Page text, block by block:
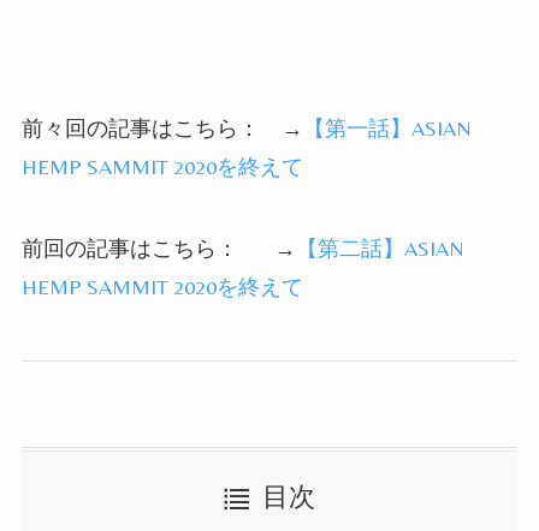
前々回の記事はこちら： → 【第一話】 ASIAN
HEMP SAMMIT 2020を終えて
前回の記事はこちら： → 【第二話】 ASIAN
HEMP SAMMIT 2020を終えて
目次